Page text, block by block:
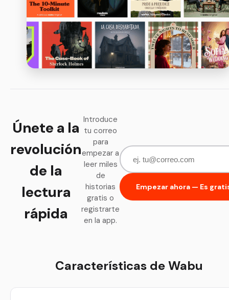
Únete a la
revolución
de la
lectura
rápida
Introduce
tu correo
para
empezar a
leer miles
de
historias
gratis o
registrarte
en la app.
Empezar ahora — Es
Características de Wabu